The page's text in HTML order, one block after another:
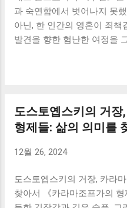
야망을 부추기는 강인한 여
과 광기에 시달리며 비극적
은 깊은 슬픔을 자아냅니다.
시지입니다. 맥베스와 레이
욕망과 파멸의 공범 관계였
계의 어두운 측면을 날카롭
자신의 욕망과 마주하게 되
를 지켜야 ...
과 숙연함에서 벗어나지 못
아닌, 한 인간의 영혼이 죄책
발견을 향한 험난한 여정을
이는 돈과 권력, 사회적 지
절 자신이 농락했던 카튜샤
는 장면으로 시작합니다. 그
려왔던 부유하고 안락한 삶
인의 비극이 아니라, 당시 러
나라하게 보여주는 상징적
도스토옙스키의 거장
형제들: 삶의 의미를
12월 26, 2024
도스토옙스키의 거장, 카라
찾아서 《카라마조프가의